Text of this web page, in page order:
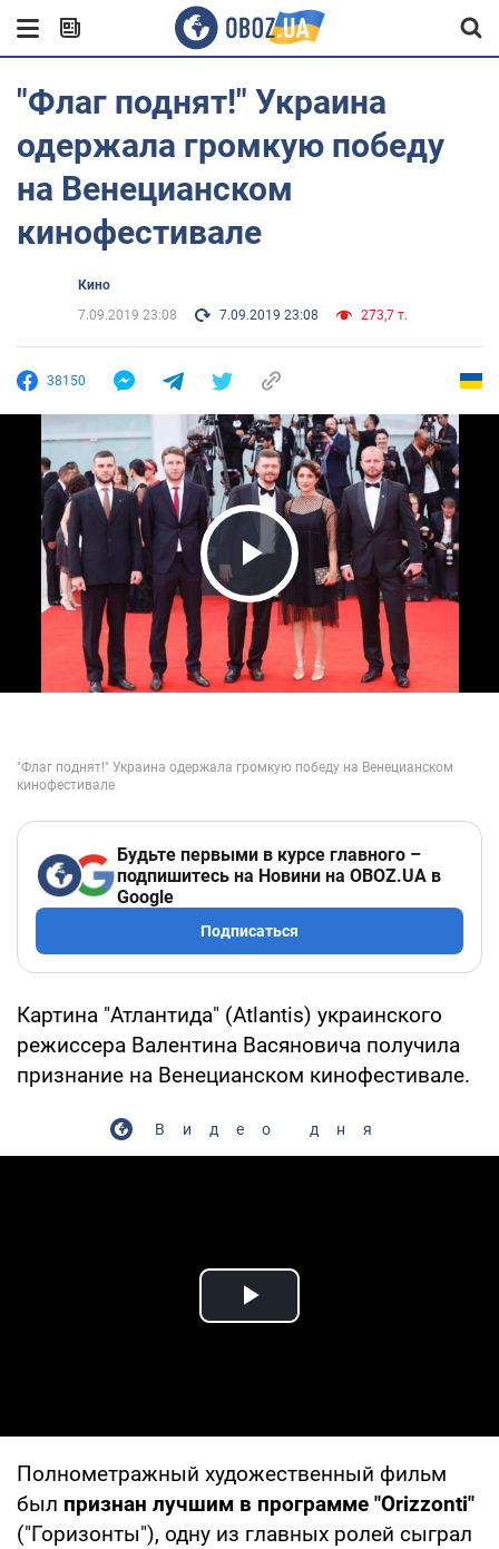
"Флаг поднят!" Украина
одержала громкую победу
на Венецианском
кинофестивале
Кино
7.09.2019 23:08
7.09.2019 23:08 273,7 т.
38150
Play Video
Будьте первыми в курсе главного –
подпишитесь на Новини на OBOZ.UA в
Google
Подписаться
Картина "Атлантида" (Atlantis) украинского
режиссера Валентина Васяновича получила
признание на Венецианском кинофестивале.
Видео дня
Play Video
Полнометражный художественный фильм
был признан лучшим в программе "Orizzonti"
("Горизонты"), одну из главных ролей сыграл